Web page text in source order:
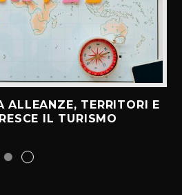
ALLEANZE, TERRITORI E
IL TURISMO